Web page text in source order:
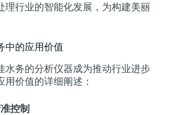
理行业的智能化发展，为构建美丽
中的应用价值
水务的分析仪器成为推动行业进步
用价值的详细阐述：
控制